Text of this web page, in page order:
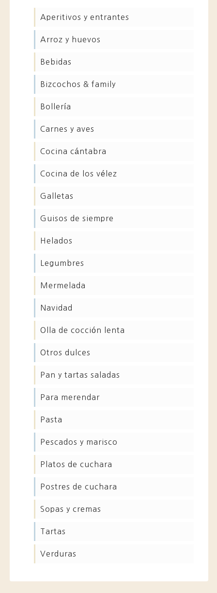
aperitivos y entrantes
arroz y huevos
bebidas
bizcochos & family
bollería
carnes y aves
cocina cántabra
cocina de los vélez
galletas
guisos de siempre
helados
legumbres
mermelada
navidad
olla de cocción lenta
otros dulces
pan y tartas saladas
para merendar
pasta
pescados y marisco
platos de cuchara
postres de cuchara
sopas y cremas
tartas
verduras